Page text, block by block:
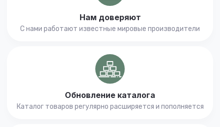
Нам доверяют
С нами работают известные мировые производители
Обновление каталога
Каталог товаров регулярно расширяется и пополняется